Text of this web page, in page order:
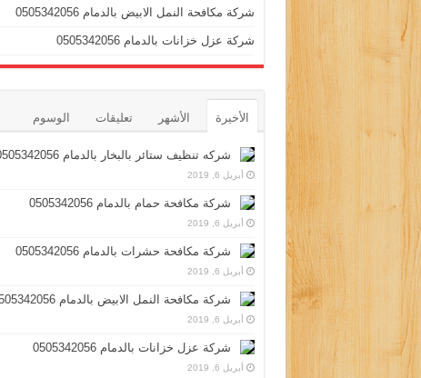
شركة مكافحة النمل الابيض بالدمام 0505342056
شركة عزل خزانات بالدمام 0505342056
الأخيرة الأشهر تعليقات الوسوم
شركه تنظيف ستائر بالبخار بالدمام 0505342056
أبريل 6, 2019
شركة مكافحة حمام بالدمام 0505342056
أبريل 6, 2019
شركة مكافحة حشرات بالدمام 0505342056
أبريل 6, 2019
شركة مكافحة النمل الابيض بالدمام 0505342056
أبريل 6, 2019
شركة عزل خزانات بالدمام 0505342056
أبريل 6, 2019